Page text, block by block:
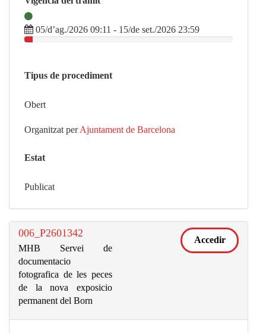
05/d’ag./2026 09:11 - 15/de set./2026 23:59
Tipus de procediment
Obert
Organitzat per Ajuntament de Barcelona
Estat
Publicat
006_P2601342
MHB Servei de
documentacio
fotografica de les peces
de la nova exposicio
permanent del Born
Accedir